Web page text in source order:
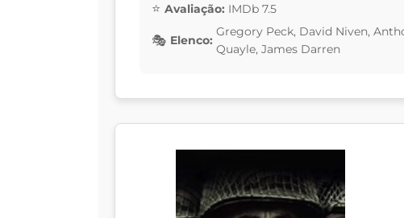
Avaliação: IMDb 7.5
Elenco:
Gregory Peck, David Niven,
Quayle, James Darren